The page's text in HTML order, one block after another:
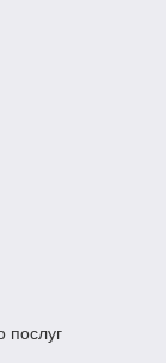
послуг